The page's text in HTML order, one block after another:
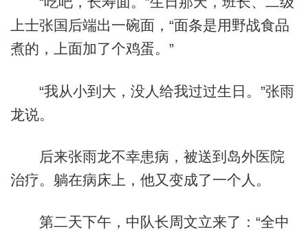
上士张国后端出一碗面，“面条是用野战食品
煮的，上面加了个鸡蛋。”
“我从小到大，没人给我过过生日。”张雨
龙说。
后来张雨龙不幸患病，被送到岛外医院
治疗。躺在病床上，他又变成了一个人。
第二天下午，中队长周文立来了：“全中